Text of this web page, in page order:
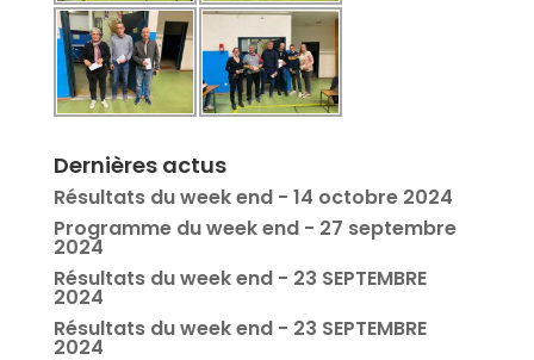
Dernières actus
Résultats du week end - 14 octobre 2024
Programme du week end - 27 septembre
2024
Résultats du week end - 23 SEPTEMBRE
2024
Résultats du week end - 23 SEPTEMBRE
2024